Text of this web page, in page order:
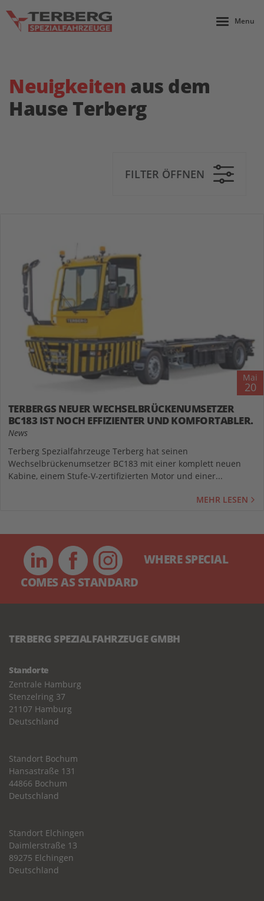
Menu
Neuigkeiten aus dem
Hause Terberg
FILTER ÖFFNEN
Mai
20
TERBERGS NEUER WECHSELBRÜCKENUMSETZER
BC183 IST NOCH EFFIZIENTER UND KOMFORTABLER.
News
Terberg Spezialfahrzeuge Terberg hat seinen
Wechselbrückenumsetzer BC183 mit einer komplett neuen
Kabine, einem Stufe-V-zertifizierten Motor und einer...
MEHR LESEN
WHERE SPECIAL
COMES AS STANDARD
TERBERG SPEZIALFAHRZEUGE GMBH
Standorte
Zentrale Hamburg
Stenzelring 37
21107 Hamburg
Deutschland
Standort Bochum
Hansastraße 131
44866 Bochum
Deutschland
Standort Elchingen
Daimlerstraße 13
89275 Elchingen
Deutschland